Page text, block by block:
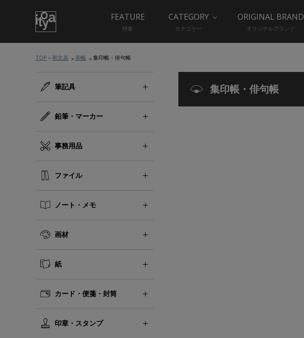
FEATURE
特集
CATEGORY
カテゴリー
ORIGINAL BRAND
オリジナルブランド
TOP 和文具 和帳 集印帳・俳句帳
筆記具
鉛筆・マーカー
事務用品
ファイル
ノート・メモ
画材
紙
カード・便箋・封筒
印章・スタンプ
集印帳・俳句帳